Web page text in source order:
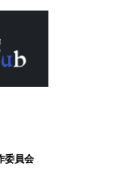
委員会